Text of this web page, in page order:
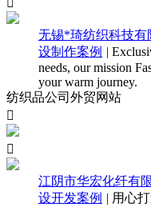

无锡*琦纺织科技有
设制作案例 |
needs, our mission
your warm journey.
纺织品公司外贸网站


江阴市华宏化纤有
设开发案例 | 用心